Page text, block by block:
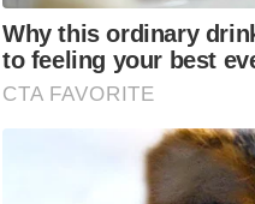
Why this ordinary
to feeling your best
CTA FAVORITE